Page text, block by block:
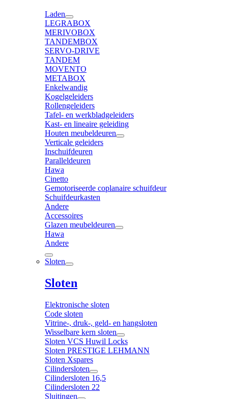
Laden
LEGRABOX
MERIVOBOX
TANDEMBOX
SERVO-DRIVE
TANDEM
MOVENTO
METABOX
Enkelwandig
Kogelgeleiders
Rollengeleiders
Tafel- en werkbladgeleiders
Kast- en lineaire geleiding
Houten meubeldeuren
Verticale geleiders
Inschuifdeuren
Paralleldeuren
Hawa
Cinetto
Gemotoriseerde coplanaire schuifdeur
Schuifdeurkasten
Andere
Accessoires
Glazen meubeldeuren
Hawa
Andere
Sloten
Sloten
Elektronische sloten
Code sloten
Vitrine-, druk-, geld- en hangsloten
Wisselbare kern sloten
Sloten VCS Huwil Locks
Sloten PRESTIGE LEHMANN
Sloten Xspares
Cilindersloten
Cilindersloten 16,5
Cilindersloten 22
Sluitingen